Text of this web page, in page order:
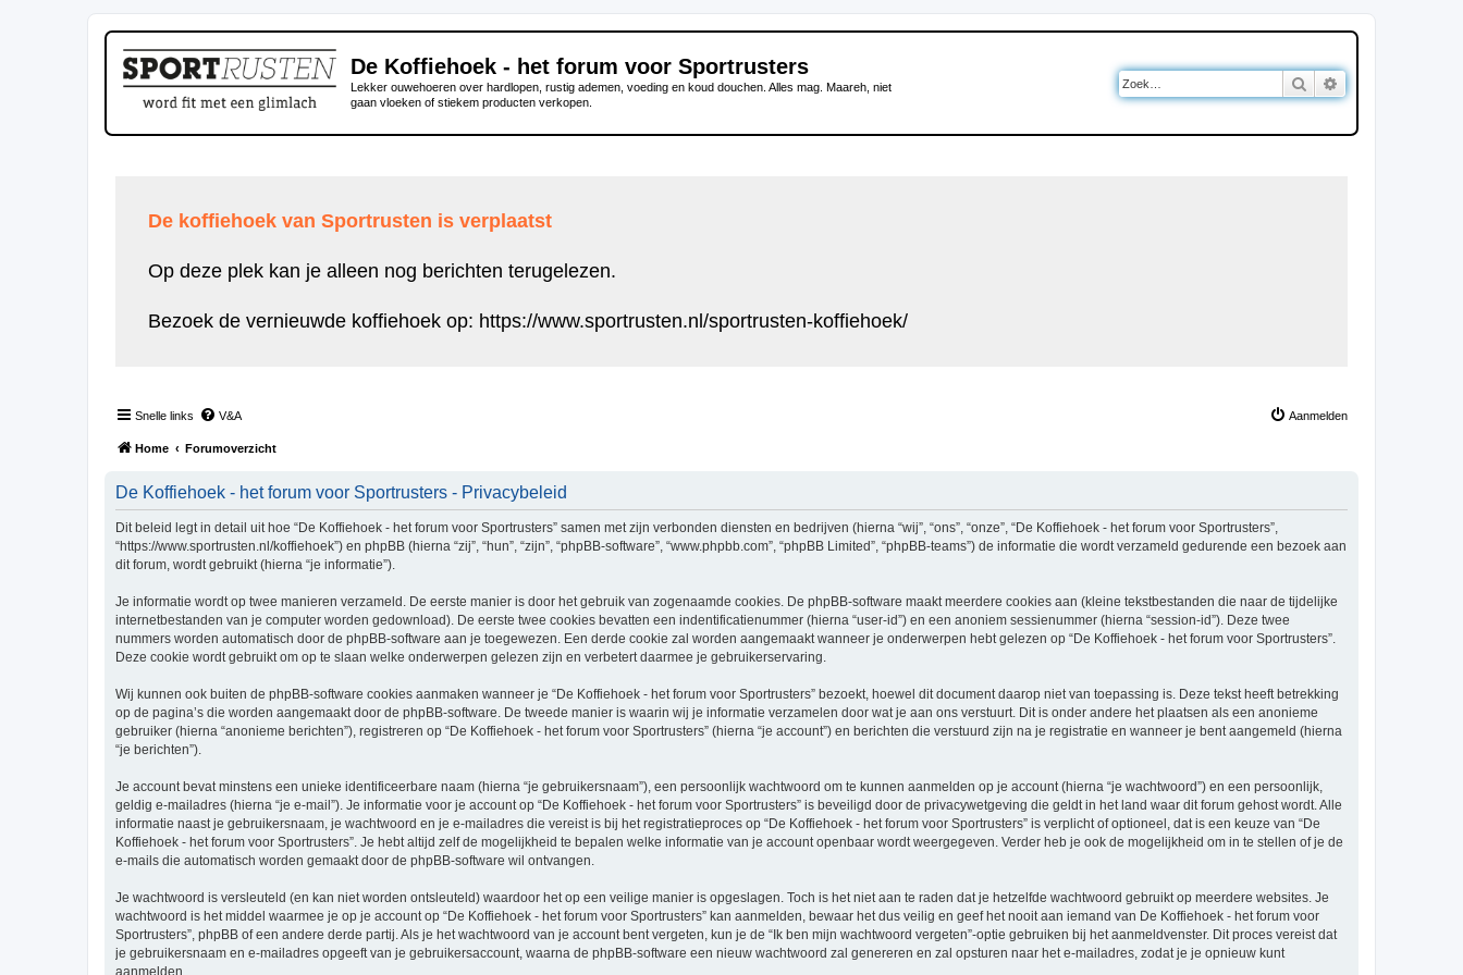
De Koffiehoek - het forum voor Sportrusters
Lekker ouwehoeren over hardlopen, rustig ademen, voeding en koud douchen. Alles mag. Maareh, niet
gaan vloeken of stiekem producten verkopen.
Zoek
De koffiehoek van Sportrusten is verplaatst
Op deze plek kan je alleen nog berichten terugelezen.
Bezoek de vernieuwde koffiehoek op: https://www.sportrusten.nl/sportrusten-koffiehoek/
Snelle links V&A Aanmelden
Home Forumoverzicht
De Koffiehoek - het forum voor Sportrusters - Privacybeleid
Dit beleid legt in detail uit hoe “De Koffiehoek - het forum voor Sportrusters” samen met zijn verbonden diensten en bedrijven (hierna “wij”, “ons”, “onze”, “De Koffiehoek - het forum voor Sportrusters”,
“https://www.sportrusten.nl/koffiehoek”) en phpBB (hierna “zij”, “hun”, “zijn”, “phpBB-software”, “www.phpbb.com”, “phpBB Limited”, “phpBB-teams”) de informatie die wordt verzameld gedurende een bezoek aan
dit forum, wordt gebruikt (hierna “je informatie”).
Je informatie wordt op twee manieren verzameld. De eerste manier is door het gebruik van zogenaamde cookies. De phpBB-software maakt meerdere cookies aan (kleine tekstbestanden die naar de tijdelijke
internetbestanden van je computer worden gedownload). De eerste twee cookies bevatten een indentificatienummer (hierna “user-id”) en een anoniem sessienummer (hierna “session-id”). Deze twee
nummers worden automatisch door de phpBB-software aan je toegewezen. Een derde cookie zal worden aangemaakt wanneer je onderwerpen hebt gelezen op “De Koffiehoek - het forum voor Sportrusters”.
Deze cookie wordt gebruikt om op te slaan welke onderwerpen gelezen zijn en verbetert daarmee je gebruikerservaring.
Wij kunnen ook buiten de phpBB-software cookies aanmaken wanneer je “De Koffiehoek - het forum voor Sportrusters” bezoekt, hoewel dit document daarop niet van toepassing is. Deze tekst heeft betrekking
op de pagina’s die worden aangemaakt door de phpBB-software. De tweede manier is waarin wij je informatie verzamelen door wat je aan ons verstuurt. Dit is onder andere het plaatsen als een anonieme
gebruiker (hierna “anonieme berichten”), registreren op “De Koffiehoek - het forum voor Sportrusters” (hierna “je account”) en berichten die verstuurd zijn na je registratie en wanneer je bent aangemeld (hierna
“je berichten”).
Je account bevat minstens een unieke identificeerbare naam (hierna “je gebruikersnaam”), een persoonlijk wachtwoord om te kunnen aanmelden op je account (hierna “je wachtwoord”) en een persoonlijk,
geldig e-mailadres (hierna “je e-mail”). Je informatie voor je account op “De Koffiehoek - het forum voor Sportrusters” is beveiligd door de privacywetgeving die geldt in het land waar dit forum gehost wordt. Alle
informatie naast je gebruikersnaam, je wachtwoord en je e-mailadres die vereist is bij het registratieproces op “De Koffiehoek - het forum voor Sportrusters” is verplicht of optioneel, dat is een keuze van “De
Koffiehoek - het forum voor Sportrusters”. Je hebt altijd zelf de mogelijkheid te bepalen welke informatie van je account openbaar wordt weergegeven. Verder heb je ook de mogelijkheid om in te stellen of je de
e-mails die automatisch worden gemaakt door de phpBB-software wil ontvangen.
Je wachtwoord is versleuteld (en kan niet worden ontsleuteld) waardoor het op een veilige manier is opgeslagen. Toch is het niet aan te raden dat je hetzelfde wachtwoord gebruikt op meerdere websites. Je
wachtwoord is het middel waarmee je op je account op “De Koffiehoek - het forum voor Sportrusters” kan aanmelden, bewaar het dus veilig en geef het nooit aan iemand van De Koffiehoek - het forum voor
Sportrusters”, phpBB of een andere derde partij. Als je het wachtwoord van je account bent vergeten, kun je de “Ik ben mijn wachtwoord vergeten”-optie gebruiken bij het aanmeldvenster. Dit proces vereist dat
je gebruikersnaam en e-mailadres opgeeft van je gebruikersaccount, waarna de phpBB-software een nieuw wachtwoord zal genereren en zal opsturen naar het e-mailadres, zodat je je opnieuw kunt
aanmelden.